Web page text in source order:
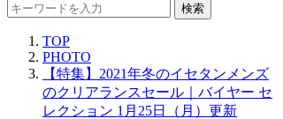
検索
TOP
PHOTO
【特集】2021年冬のイセタンメンズ
のクリアランスセール｜バイヤー セ
レクション 1月25日（月）更新